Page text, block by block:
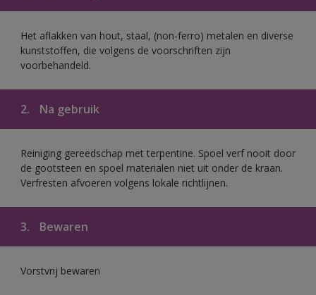
Het aflakken van hout, staal, (non-ferro) metalen en diverse
kunststoffen, die volgens de voorschriften zijn
voorbehandeld.
2. Na gebruik
Reiniging gereedschap met terpentine. Spoel verf nooit door
de gootsteen en spoel materialen niet uit onder de kraan.
Verfresten afvoeren volgens lokale richtlijnen.
3. Bewaren
Vorstvrij bewaren